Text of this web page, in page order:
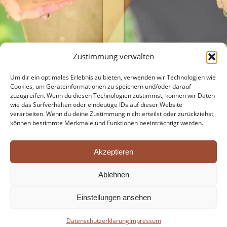
Zustimmung verwalten
Um dir ein optimales Erlebnis zu bieten, verwenden wir Technologien wie
Cookies, um Geräteinformationen zu speichern und/oder darauf
zuzugreifen. Wenn du diesen Technologien zustimmst, können wir Daten
wie das Surfverhalten oder eindeutige IDs auf dieser Website
verarbeiten. Wenn du deine Zustimmung nicht erteilst oder zurückziehst,
können bestimmte Merkmale und Funktionen beeinträchtigt werden.
Akzeptieren
Ablehnen
Einstellungen ansehen
DatenschutzerklärungImpressum
ohne
Verhaftung
ist
ein
Handeln
ein
Motiv
des
Vorteils.
in
der